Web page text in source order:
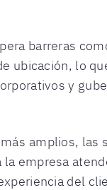
barreras
ubicación, lo
y
amplios,
empresa
del